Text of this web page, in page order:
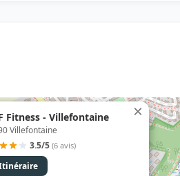
Fitness - Villefontaine
Villefontaine
3.5/5 (6 avis)
×